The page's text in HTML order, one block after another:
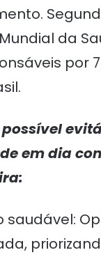
da
por
possível
em dia
saudável: